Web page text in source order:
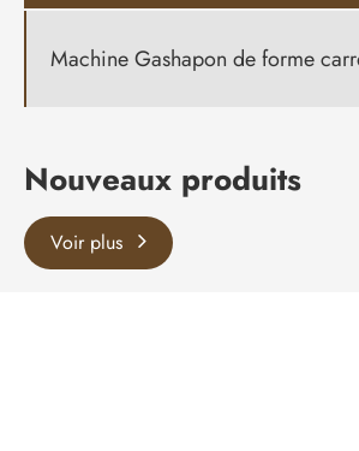
Machine Gashapon de forme
Nouveaux produits
Voir plus